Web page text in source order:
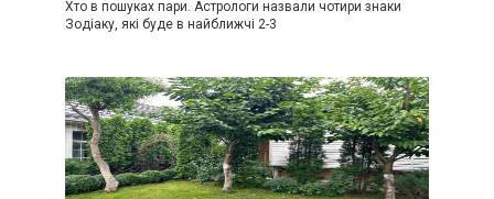
Хто в пошуках пари. Астрологи назвали чотири знаки
Зодіаку, які буде в найближчі 2-3